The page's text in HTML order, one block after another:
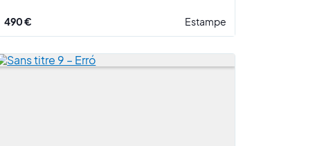
490 € Estampe